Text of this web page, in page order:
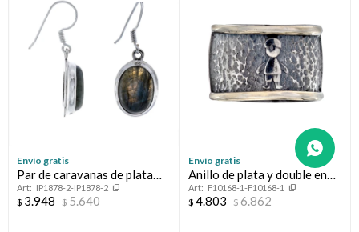
Envío gratis
Par de caravanas de plata
925 y calcedonia
IP1878-2-IP1878-2
$ 3.948 $5.640
Envío gratis
Anillo de plata y double en
oro 18 ltes.LINEA KIDS;
VARÓN.
F10168-1-F10168-1
$ 4.803 $6.862